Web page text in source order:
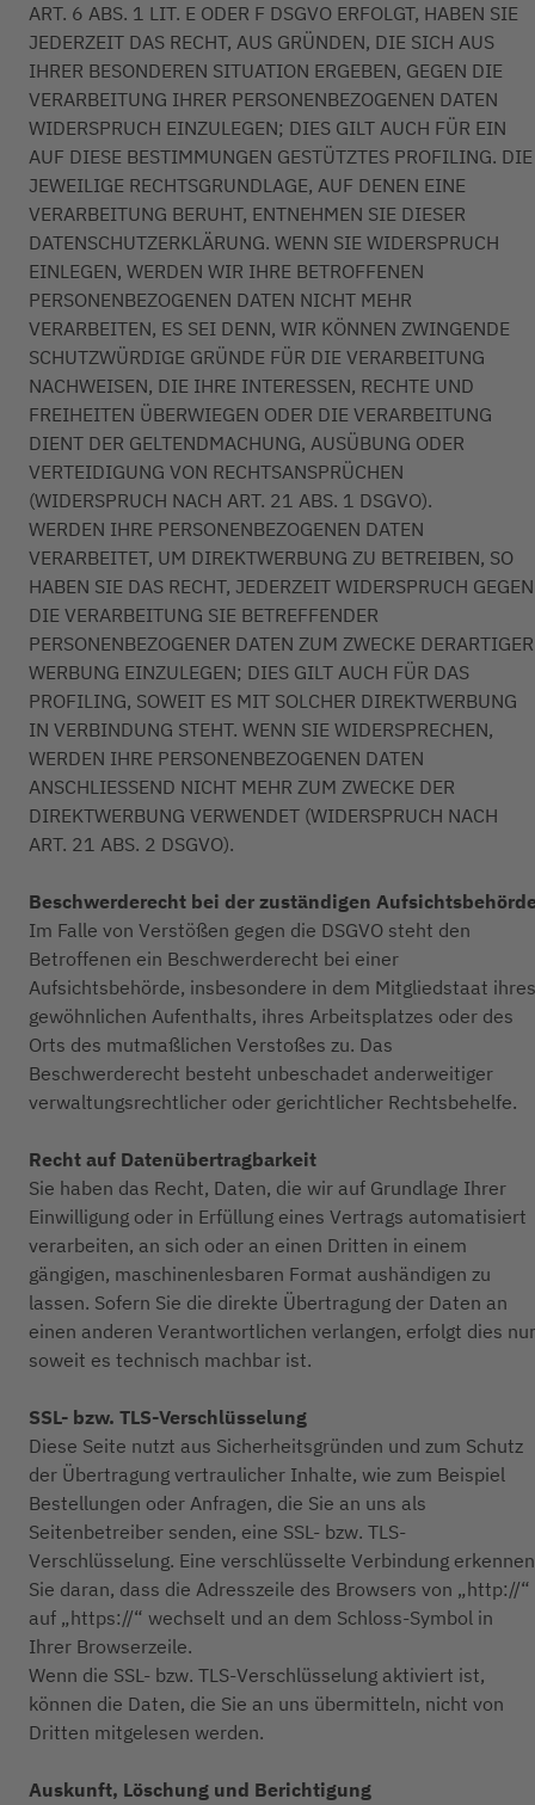
ART. 6 ABS. 1 LIT. E ODER F DSGVO ERFOLGT, HABEN SIE
JEDERZEIT DAS RECHT, AUS GRÜNDEN, DIE SICH AUS
IHRER BESONDEREN SITUATION ERGEBEN, GEGEN DIE
VERARBEITUNG IHRER PERSONENBEZOGENEN DATEN
WIDERSPRUCH EINZULEGEN; DIES GILT AUCH FÜR EIN
AUF DIESE BESTIMMUNGEN GESTÜTZTES PROFILING. DIE
JEWEILIGE RECHTSGRUNDLAGE, AUF DENEN EINE
VERARBEITUNG BERUHT, ENTNEHMEN SIE DIESER
DATENSCHUTZERKLÄRUNG. WENN SIE WIDERSPRUCH
EINLEGEN, WERDEN WIR IHRE BETROFFENEN
PERSONENBEZOGENEN DATEN NICHT MEHR
VERARBEITEN, ES SEI DENN, WIR KÖNNEN ZWINGENDE
SCHUTZWÜRDIGE GRÜNDE FÜR DIE VERARBEITUNG
NACHWEISEN, DIE IHRE INTERESSEN, RECHTE UND
FREIHEITEN ÜBERWIEGEN ODER DIE VERARBEITUNG
DIENT DER GELTENDMACHUNG, AUSÜBUNG ODER
VERTEIDIGUNG VON RECHTSANSPRÜCHEN
(WIDERSPRUCH NACH ART. 21 ABS. 1 DSGVO).
WERDEN IHRE PERSONENBEZOGENEN DATEN
VERARBEITET, UM DIREKTWERBUNG ZU BETREIBEN, SO
HABEN SIE DAS RECHT, JEDERZEIT WIDERSPRUCH GEGEN
DIE VERARBEITUNG SIE BETREFFENDER
PERSONENBEZOGENER DATEN ZUM ZWECKE DERARTIGER
WERBUNG EINZULEGEN; DIES GILT AUCH FÜR DAS
PROFILING, SOWEIT ES MIT SOLCHER DIREKTWERBUNG
IN VERBINDUNG STEHT. WENN SIE WIDERSPRECHEN,
WERDEN IHRE PERSONENBEZOGENEN DATEN
ANSCHLIESSEND NICHT MEHR ZUM ZWECKE DER
DIREKTWERBUNG VERWENDET (WIDERSPRUCH NACH
ART. 21 ABS. 2 DSGVO).
Beschwerderecht bei der zuständigen
Im Falle von Verstößen gegen die DSGVO steht den
Betroffenen ein Beschwerderecht bei einer
Aufsichtsbehörde, insbesondere in dem Mitgliedstaat ihres
gewöhnlichen Aufenthalts, ihres Arbeitsplatzes oder des
Orts des mutmaßlichen Verstoßes zu. Das
Beschwerderecht besteht unbeschadet anderweitiger
verwaltungsrechtlicher oder gerichtlicher Rechtsbehelfe.
Recht auf Datenübertragbarkeit
Sie haben das Recht, Daten, die wir auf Grundlage Ihrer
Einwilligung oder in Erfüllung eines Vertrags automatisiert
verarbeiten, an sich oder an einen Dritten in einem
gängigen, maschinenlesbaren Format aushändigen zu
lassen. Sofern Sie die direkte Übertragung der Daten an
einen anderen Verantwortlichen verlangen, erfolgt dies
soweit es technisch machbar ist.
SSL- bzw. TLS-Verschlüsselung
Diese Seite nutzt aus Sicherheitsgründen und zum Schutz
der Übertragung vertraulicher Inhalte, wie zum Beispiel
Bestellungen oder Anfragen, die Sie an uns als
Seitenbetreiber senden, eine SSL- bzw. TLS-
Verschlüsselung. Eine verschlüsselte Verbindung erkennen
Sie daran, dass die Adresszeile des Browsers von „http://“
auf „https://“ wechselt und an dem Schloss-Symbol in
Ihrer Browserzeile.
Wenn die SSL- bzw. TLS-Verschlüsselung aktiviert ist,
können die Daten, die Sie an uns übermitteln, nicht von
Dritten mitgelesen werden.
Auskunft, Löschung und Berichtigung